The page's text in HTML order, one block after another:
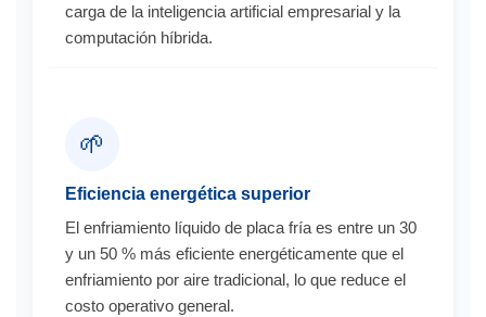
carga de la inteligencia artificial empresarial y la
computación híbrida.
🌱
Eficiencia energética superior
El enfriamiento líquido de placa fría es entre un 30
y un 50 % más eficiente energéticamente que el
enfriamiento por aire tradicional, lo que reduce el
costo operativo general.